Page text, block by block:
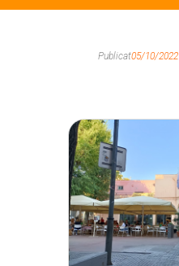
Publicat05/10/2022